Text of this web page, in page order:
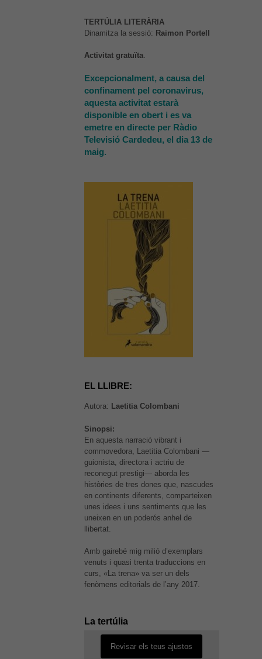
TERTÚLIA LITERÀRIA
Dinamitza la sessió: Raimon Portell
Activitat gratuïta.
Excepcionalment, a causa del
confinament pel coronavirus,
aquesta activitat estarà
disponible en obert i es va
emetre en directe per Ràdio
Televisió Cardedeu, el dia 13 de
maig.
EL LLIBRE:
Autora: Laetitia Colombani
Sinopsi:
En aquesta narració vibrant i
commovedora, Laetitia Colombani —
guionista, directora i actriu de
reconegut prestigi— aborda les
històries de tres dones que, nascudes
en continents diferents, comparteixen
unes idees i uns sentiments que les
uneixen en un poderós anhel de
llibertat.
Amb gairebé mig milió d’exemplars
venuts i quasi trenta traduccions en
curs, «La trena» va ser un dels
fenòmens editorials de l’any 2017.
La tertúlia
És possible que la vostra
configuració us impedeixi veure
Revisar els teus ajustos